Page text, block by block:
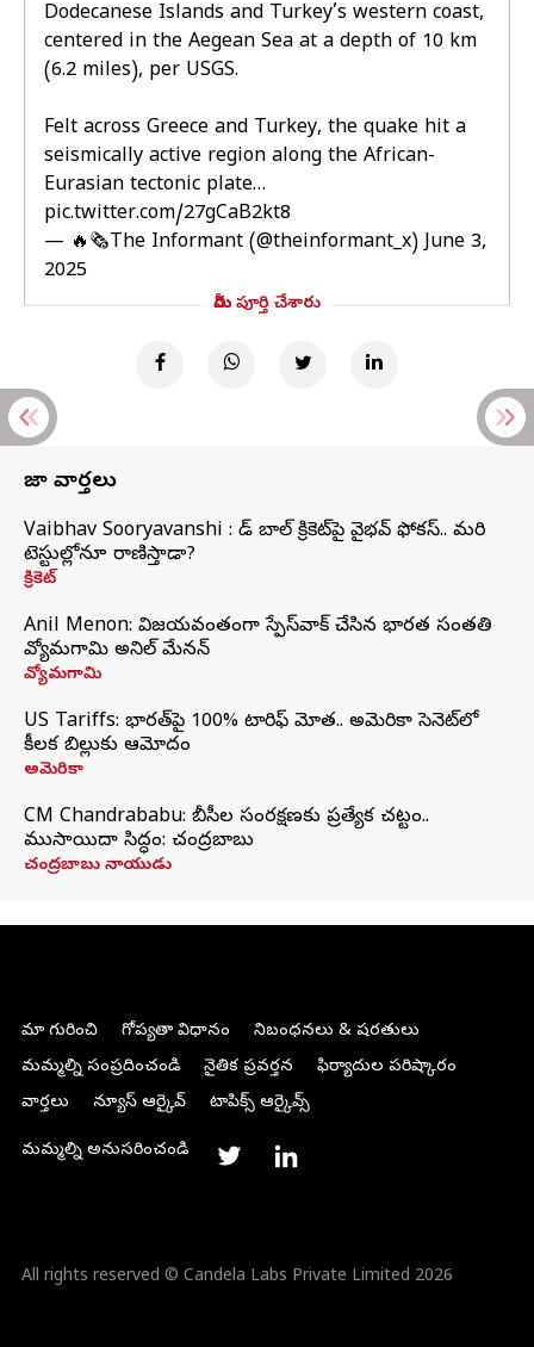
Dodecanese Islands and Turkey’s western coast,
centered in the Aegean Sea at a depth of 10 km
(6.2 miles), per USGS.
Felt across Greece and Turkey, the quake hit a
seismically active region along the African-
Eurasian tectonic plate…
pic.twitter.com/27gCaB2kt8
— 🔥🗞The Informant (@theinformant_x)June 3,
2025
మీరు పూర్తి చేశారు
తాజా వార్తలు
Vaibhav Sooryavanshi : రెడ్ బాల్ క్రికెట్‌పై వైభవ్ ఫోకస్.. మరి
టెస్టుల్లోనూ రాణిస్తాడా?
క్రికెట్
Anil Menon: విజయవంతంగా స్పేస్‌వాక్‌ చేసిన భారత సంతతి
వ్యోమగామి అనిల్‌ మేనన్
వ్యోమగామి
US Tariffs: భారత్‌పై 100% టారిఫ్‌ మోత.. అమెరికా సెనెట్‌లో
కీలక బిల్లుకు ఆమోదం
అమెరికా
CM Chandrababu: బీసీల సంరక్షణకు ప్రత్యేక చట్టం..
ముసాయిదా సిద్ధం: చంద్రబాబు
చంద్రబాబు నాయుడు
మా గురించి గోప్యతా విధానం
నిబంధనలు & షరతులు
మమ్మల్ని సంప్రదించండి
నైతిక ప్రవర్తన
ఫిర్యాదుల పరిష్కారం
వార్తలు
న్యూస్ ఆర్కైవ్ టాపిక్స్ ఆర్కైవ్స్
మమ్మల్ని అనుసరించండి
All rights reserved © Candela Labs Private Limited 2026